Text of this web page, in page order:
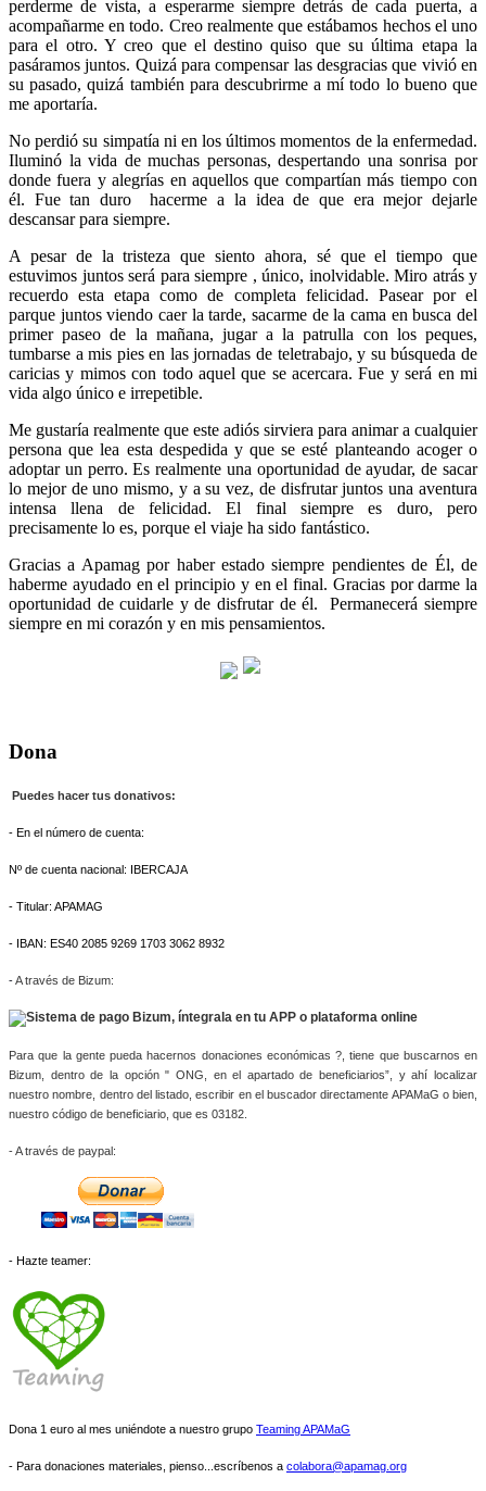
perderme de vista, a esperarme siempre detrás de cada puerta, a
acompañarme en todo. Creo realmente que estábamos hechos el uno
para el otro. Y creo que el destino quiso que su última etapa la
pasáramos juntos. Quizá para compensar las desgracias que vivió en
su pasado, quizá también para descubrirme a mí todo lo bueno que
me aportaría.
No perdió su simpatía ni en los últimos momentos de la enfermedad.
Iluminó la vida de muchas personas, despertando una sonrisa por
donde fuera y alegrías en aquellos que compartían más tiempo con
él. Fue tan duro hacerme a la idea de que era mejor dejarle
descansar para siempre.
A pesar de la tristeza que siento ahora, sé que el tiempo que
estuvimos juntos será para siempre , único, inolvidable. Miro atrás y
recuerdo esta etapa como de completa felicidad. Pasear por el
parque juntos viendo caer la tarde, sacarme de la cama en busca del
primer paseo de la mañana, jugar a la patrulla con los peques,
tumbarse a mis pies en las jornadas de teletrabajo, y su búsqueda de
caricias y mimos con todo aquel que se acercara. Fue y será en mi
vida algo único e irrepetible.
Me gustaría realmente que este adiós sirviera para animar a cualquier
persona que lea esta despedida y que se esté planteando acoger o
adoptar un perro. Es realmente una oportunidad de ayudar, de sacar
lo mejor de uno mismo, y a su vez, de disfrutar juntos una aventura
intensa llena de felicidad. El final siempre es duro, pero
precisamente lo es, porque el viaje ha sido fantástico.
Gracias a Apamag por haber estado siempre pendientes de Él, de
haberme ayudado en el principio y en el final. Gracias por darme la
oportunidad de cuidarle y de disfrutar de él. Permanecerá siempre
siempre en mi corazón y en mis pensamientos.
Dona
Puedes hacer tus donativos:
- En el número de cuenta:
Nº de cuenta nacional: IBERCAJA
- Titular: APAMAG
- IBAN: ES40 2085 9269 1703 3062 8932
-A través de Bizum:
Para que la gente pueda hacernos donaciones económicas ?, tiene que buscarnos en
Bizum, dentro de la opción " ONG, en el apartado de beneficiarios”, y ahí localizar
nuestro nombre, dentro del listado, escribir en el buscador directamente APAMaG o bien,
nuestro código de beneficiario, que es 03182.
- A través de paypal:
- Hazte teamer:
Dona 1 euro al mes uniéndote a nuestro grupo Teaming APAMaG
- Para donaciones materiales, pienso...escríbenos a colabora@apamag.org